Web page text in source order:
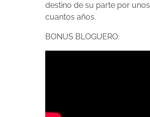
destino de su parte por unos
cuantos años.
BONUS BLOGUERO: